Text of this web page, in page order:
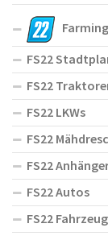
FS22
FS22
FS22 LKWs
FS22
FS22
FS22 Autos
FS22